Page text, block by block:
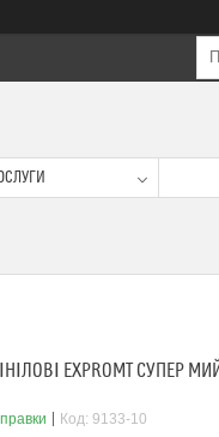
EXPROMT СУПЕР
Код: 9133-10